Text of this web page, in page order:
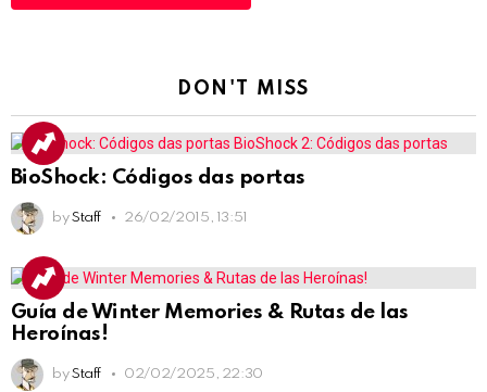
DON'T MISS
BioShock: Códigos das portas
by Staff 26/02/2015, 13:51
Guía de Winter Memories & Rutas de las
Heroínas!
by Staff 02/02/2025, 22:30